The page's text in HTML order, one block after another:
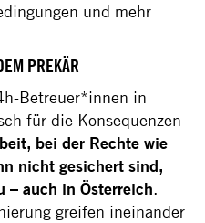
und mehr
PREKÄR
Betreuer*innen in
für die Konsequenzen
bei der Rechte wie
nicht gesichert sind,
– auch in Österreich.
greifen ineinander